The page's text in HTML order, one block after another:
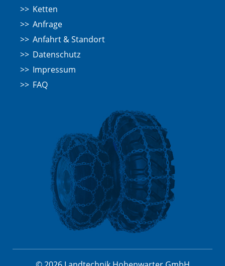
Ketten
Anfrage
Anfahrt & Standort
Datenschutz
Impressum
FAQ